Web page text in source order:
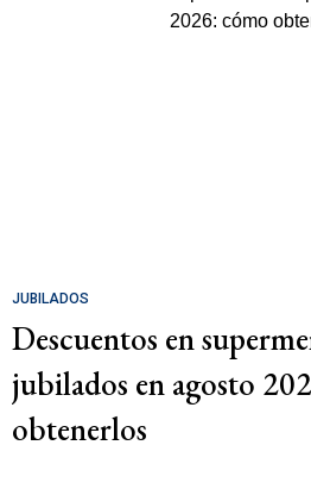
JUBILADOS
Descuentos en
jubilados en agosto
obtenerlos